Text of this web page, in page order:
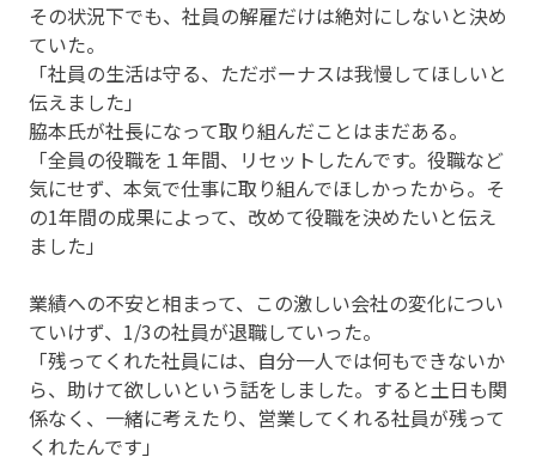
その状況下でも、社員の解雇だけは絶対にしないと決め
ていた。
「社員の生活は守る、ただボーナスは我慢してほしいと
伝えました」
脇本氏が社長になって取り組んだことはまだある。
「全員の役職を１年間、リセットしたんです。役職など
気にせず、本気で仕事に取り組んでほしかったから。そ
の1年間の成果によって、改めて役職を決めたいと伝え
ました」
業績への不安と相まって、この激しい会社の変化につい
ていけず、1/3の社員が退職していった。
「残ってくれた社員には、自分一人では何もできないか
ら、助けて欲しいという話をしました。すると土日も関
係なく、一緒に考えたり、営業してくれる社員が残って
くれたんです」